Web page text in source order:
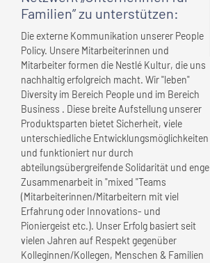
Familien” zu unterstützen:
Die externe Kommunikation unserer People
Policy. Unsere Mitarbeiterinnen und
Mitarbeiter formen die Nestlé Kultur, die uns
nachhaltig erfolgreich macht. Wir "leben"
Diversity im Bereich People und im Bereich
Business . Diese breite Aufstellung unserer
Produktsparten bietet Sicherheit, viele
unterschiedliche Entwicklungsmöglichkeiten
und funktioniert nur durch
abteilungsübergreifende Solidarität und enge
Zusammenarbeit in "mixed "Teams
(Mitarbeiterinnen/Mitarbeitern mit viel
Erfahrung oder Innovations- und
Pioniergeist etc.). Unser Erfolg basiert seit
vielen Jahren auf Respekt gegenüber
Kolleginnen/Kollegen, Menschen & Familien